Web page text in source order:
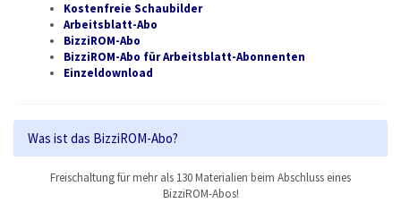
Kostenfreie Schaubilder
Arbeitsblatt-Abo
BizziROM-Abo
BizziROM-Abo für Arbeitsblatt-Abonnenten
Einzeldownload
Was ist das BizziROM-Abo?
Freischaltung für mehr als 130 Materialien beim Abschluss eines
BizziROM-Abos!